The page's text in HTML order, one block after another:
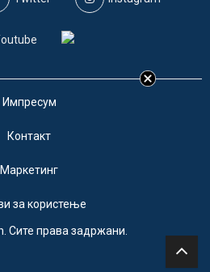
Импресум
Контакт
Маркетинг
за користење
Сите права задржани.